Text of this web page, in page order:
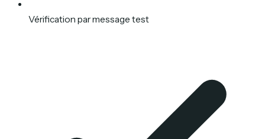
Vérification par message test